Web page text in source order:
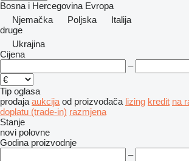
Bosna i Hercegovina Evropa
Njemačka
Poljska
Italija
druge
Ukrajina
Cijena
–
Tip oglasa
prodaja aukcija od proizvođača lizing kredit na
doplatu (trade-in) razmjena
Stanje
novi polovne
Godina proizvodnje
–